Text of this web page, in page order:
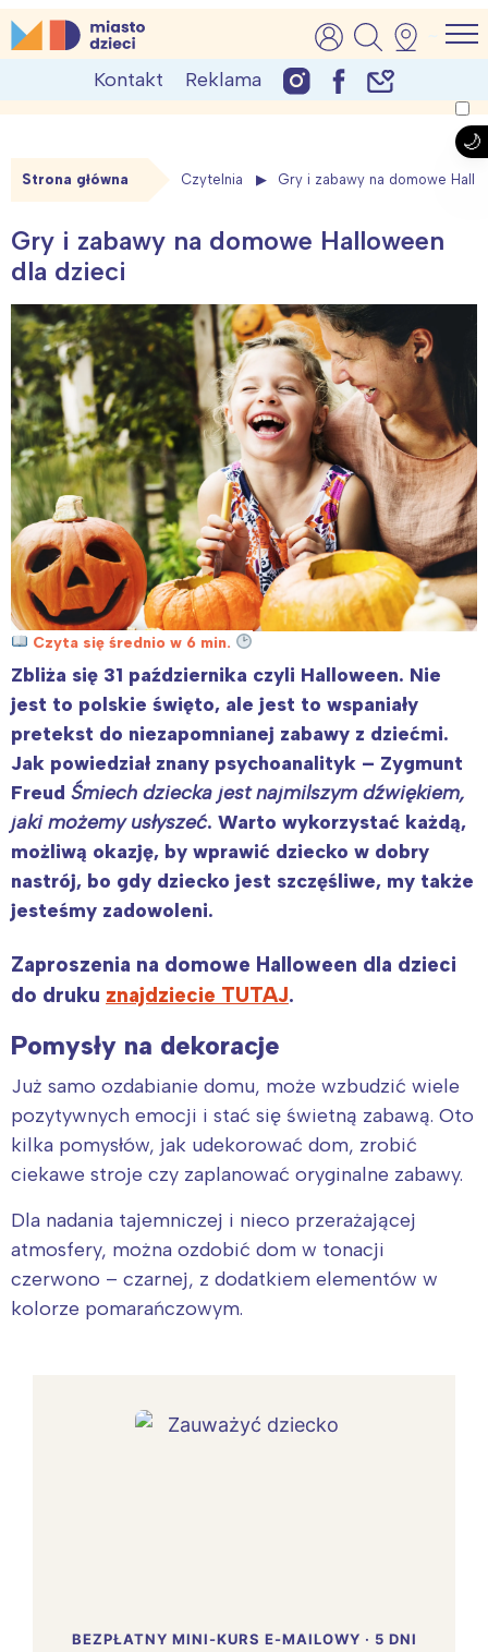
Skip
to
MiastoDzieci.pl
atrakcje dla dzieci, wydarzenia, imprezy rodzinne
Kontakt Reklama
Strona główna Czytelnia Gry i zabawy na domowe
Gry i zabawy na domowe Halloween
dla dzieci
Czyta się średnio w 6 min.
Zbliża się 31 października czyli Halloween. Nie
jest to polskie święto, ale jest to wspaniały
pretekst do niezapomnianej zabawy z dziećmi.
Jak powiedział znany psychoanalityk – Zygmunt
Freud Śmiech dziecka jest najmilszym dźwiękiem,
jaki możemy usłyszeć. Warto wykorzystać każdą,
możliwą okazję, by wprawić dziecko w dobry
nastrój, bo gdy dziecko jest szczęśliwe, my także
jesteśmy zadowoleni.
Zaproszenia na domowe Halloween dla dzieci
do druku znajdziecie TUTAJ.
Pomysły na dekoracje
Już samo ozdabianie domu, może wzbudzić wiele
pozytywnych emocji i stać się świetną zabawą. Oto
kilka pomysłów, jak udekorować dom, zrobić
ciekawe stroje czy zaplanować oryginalne zabawy.
Dla nadania tajemniczej i nieco przerażającej
atmosfery, można ozdobić dom w tonacji
czerwono – czarnej, z dodatkiem elementów w
kolorze pomarańczowym.
BEZPŁATNY MINI-KURS E-MAILOWY · 5 DNI